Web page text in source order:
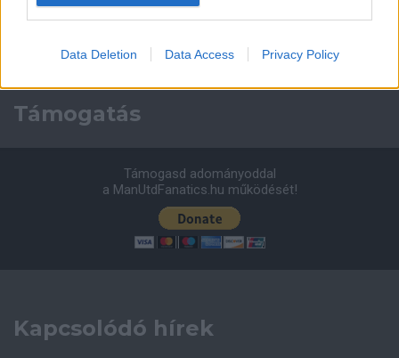
Data Deletion Data Access Privacy Policy
AC MilanvsManchester United2026-08-15 18:00
ELŐZŐ MÉRKŐZÉSEK
Támogatás
Támogasd adományoddal
a ManUtdFanatics.hu működését!
Kapcsolódó hírek